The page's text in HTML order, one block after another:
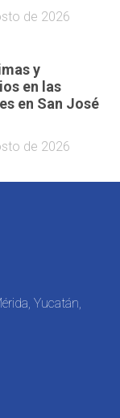
de 2026
y
en las
en San José
de 2026
Yucatán,